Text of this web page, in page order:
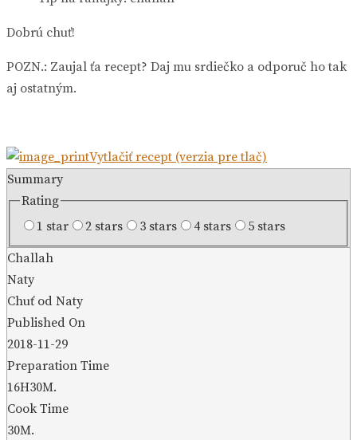
Dobrú chuť!
POZN.: Zaujal ťa recept? Daj mu srdiečko a odporuč ho tak
aj ostatným.
Vytlačiť recept (verzia pre tlač)
Summary
Rating
1 star
2 stars 3 stars 4 stars
5 stars
Challah
Naty
Chuť od Naty
Published On
2018-11-29
Preparation Time
16H30M.
Cook Time
30M.